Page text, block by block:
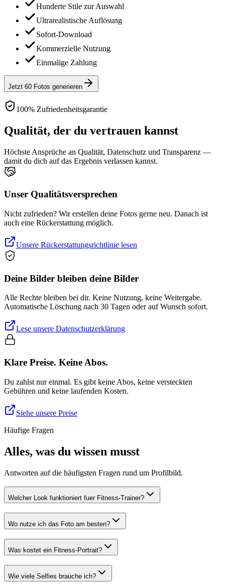
Hunderte Stile zur Auswahl
Ultrarealistische Auflösung
Sofort-Download
Kommerzielle Nutzung
Einmalige Zahlung
Jetzt 60 Fotos generieren
100% Zufriedenheitsgarantie
Qualität, der du vertrauen kannst
Höchste Ansprüche an Qualität, Datenschutz und Transparenz —
damit du dich auf das Ergebnis verlassen kannst.
Unser Qualitätsversprechen
Nicht zufrieden? Wir erstellen deine Fotos gerne neu. Danach ist
auch eine Rückerstattung möglich.
Unsere Rückerstattungsrichtlinie lesen
Deine Bilder bleiben deine Bilder
Alle Rechte bleiben bei dir. Keine Nutzung, keine Weitergabe.
Automatische Löschung nach 30 Tagen oder auf Wunsch sofort.
Lese unsere Datenschutzerklärung
Klare Preise. Keine Abos.
Du zahlst nur einmal. Es gibt keine Abos, keine versteckten
Gebühren und keine laufenden Kosten.
Siehe unsere Preise
Häufige Fragen
Alles, was du wissen musst
Antworten auf die häufigsten Fragen rund um Profilbild.
Welcher Look funktioniert fuer Fitness-Trainer?
Wo nutze ich das Foto am besten?
Was kostet ein Fitness-Portrait?
Wie viele Selfies brauche ich?